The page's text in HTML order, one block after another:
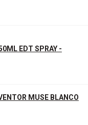
EDT SPRAY -
MUSE BLANCO